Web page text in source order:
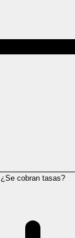
¿Se cobran tasas?